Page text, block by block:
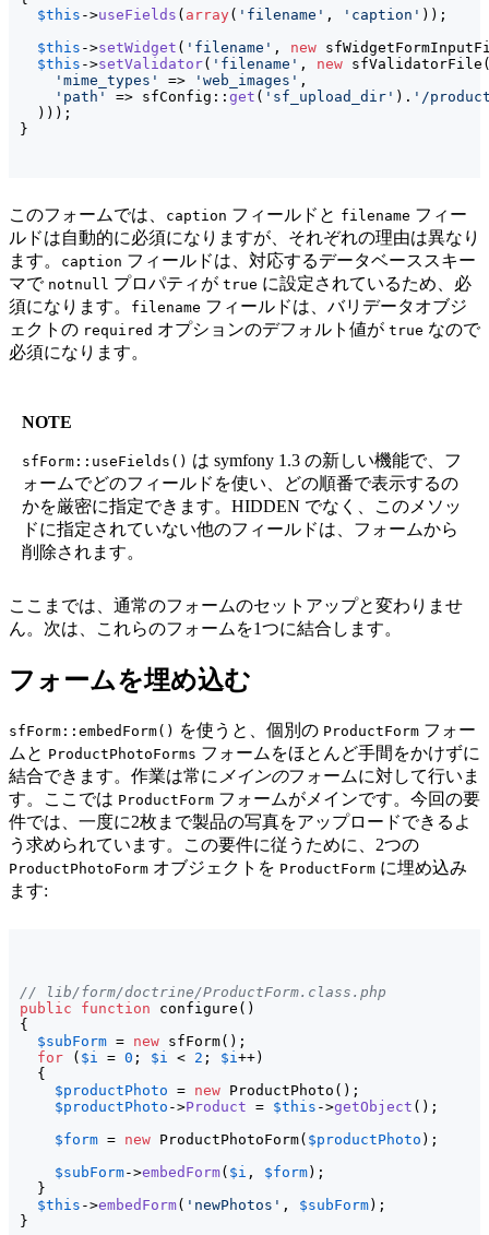
$this ->useFields ( array( 'filename' , 'caption' ) ) ;
$this ->setWidget ( 'filename' , new
$this ->setValidator( 'filename' , new sfValidatorFile
'mime_types'
=> 'web_images' ,
'path'
=> sfConfig:: get ( 'sf_upload_dir' ) . '/
) ) )
}
このフォームでは、 caption フィールドと filename フィー
ルドは自動的に必須になりますが、それぞれの理由は異なり
ます。
caption フィールドは、対応するデータベーススキー
マで notnull プロパティが true に設定されているため、必
須になります。
filename フィールドは、バリデータオブジ
ェクトの required オプションのデフォルト値が true なので
必須になります。
NOTE
sfForm::useFields() は symfony 1.3 の新しい機能で、フ
ォームでどのフィールドを使い、どの順番で表示するの
かを厳密に指定できます。HIDDEN でなく、このメソッ
ドに指定されていない他のフィールドは、フォームから
削除されます。
ここまでは、通常のフォームのセットアップと変わりませ
ん。次は、これらのフォームを1つに結合します。
フォームを埋め込む
sfForm::embedForm() を使うと、個別の ProductForm フォー
ムと ProductPhotoForms フォームをほとんど手間をかけずに
結合できます。作業は常に メインのフォームに対して行いま
す。ここでは ProductForm フォームがメインです。今回の要
件では、一度に2枚まで製品の写真をアップロードできるよ
う求められています。この要件に従うために、2つの
ProductPhotoForm オブジェクトを ProductForm に埋め込み
ます:
// lib/form/doctrine/ProductForm.class.php
public
function configure ( )
{
$subForm = new sfForm( ) ;
for
( $i = 0 ; $i < 2 ; $i++)
{
$productPhoto = new ProductPhoto ( ) ;
$productPhoto ->Product = $this ->getObject ( ) ;
$form = new ProductPhotoForm( $productPhoto ) ;
$subForm->embedForm( $i , $form) ;
}
$this ->embedForm( 'newPhotos' , $subForm)
}